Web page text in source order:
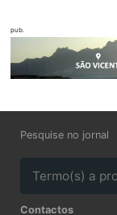
pub.
Pesquise no jornal
Contactos